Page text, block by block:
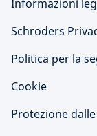
Informazioni
Schroders
Politica per la
Cookie
Protezione